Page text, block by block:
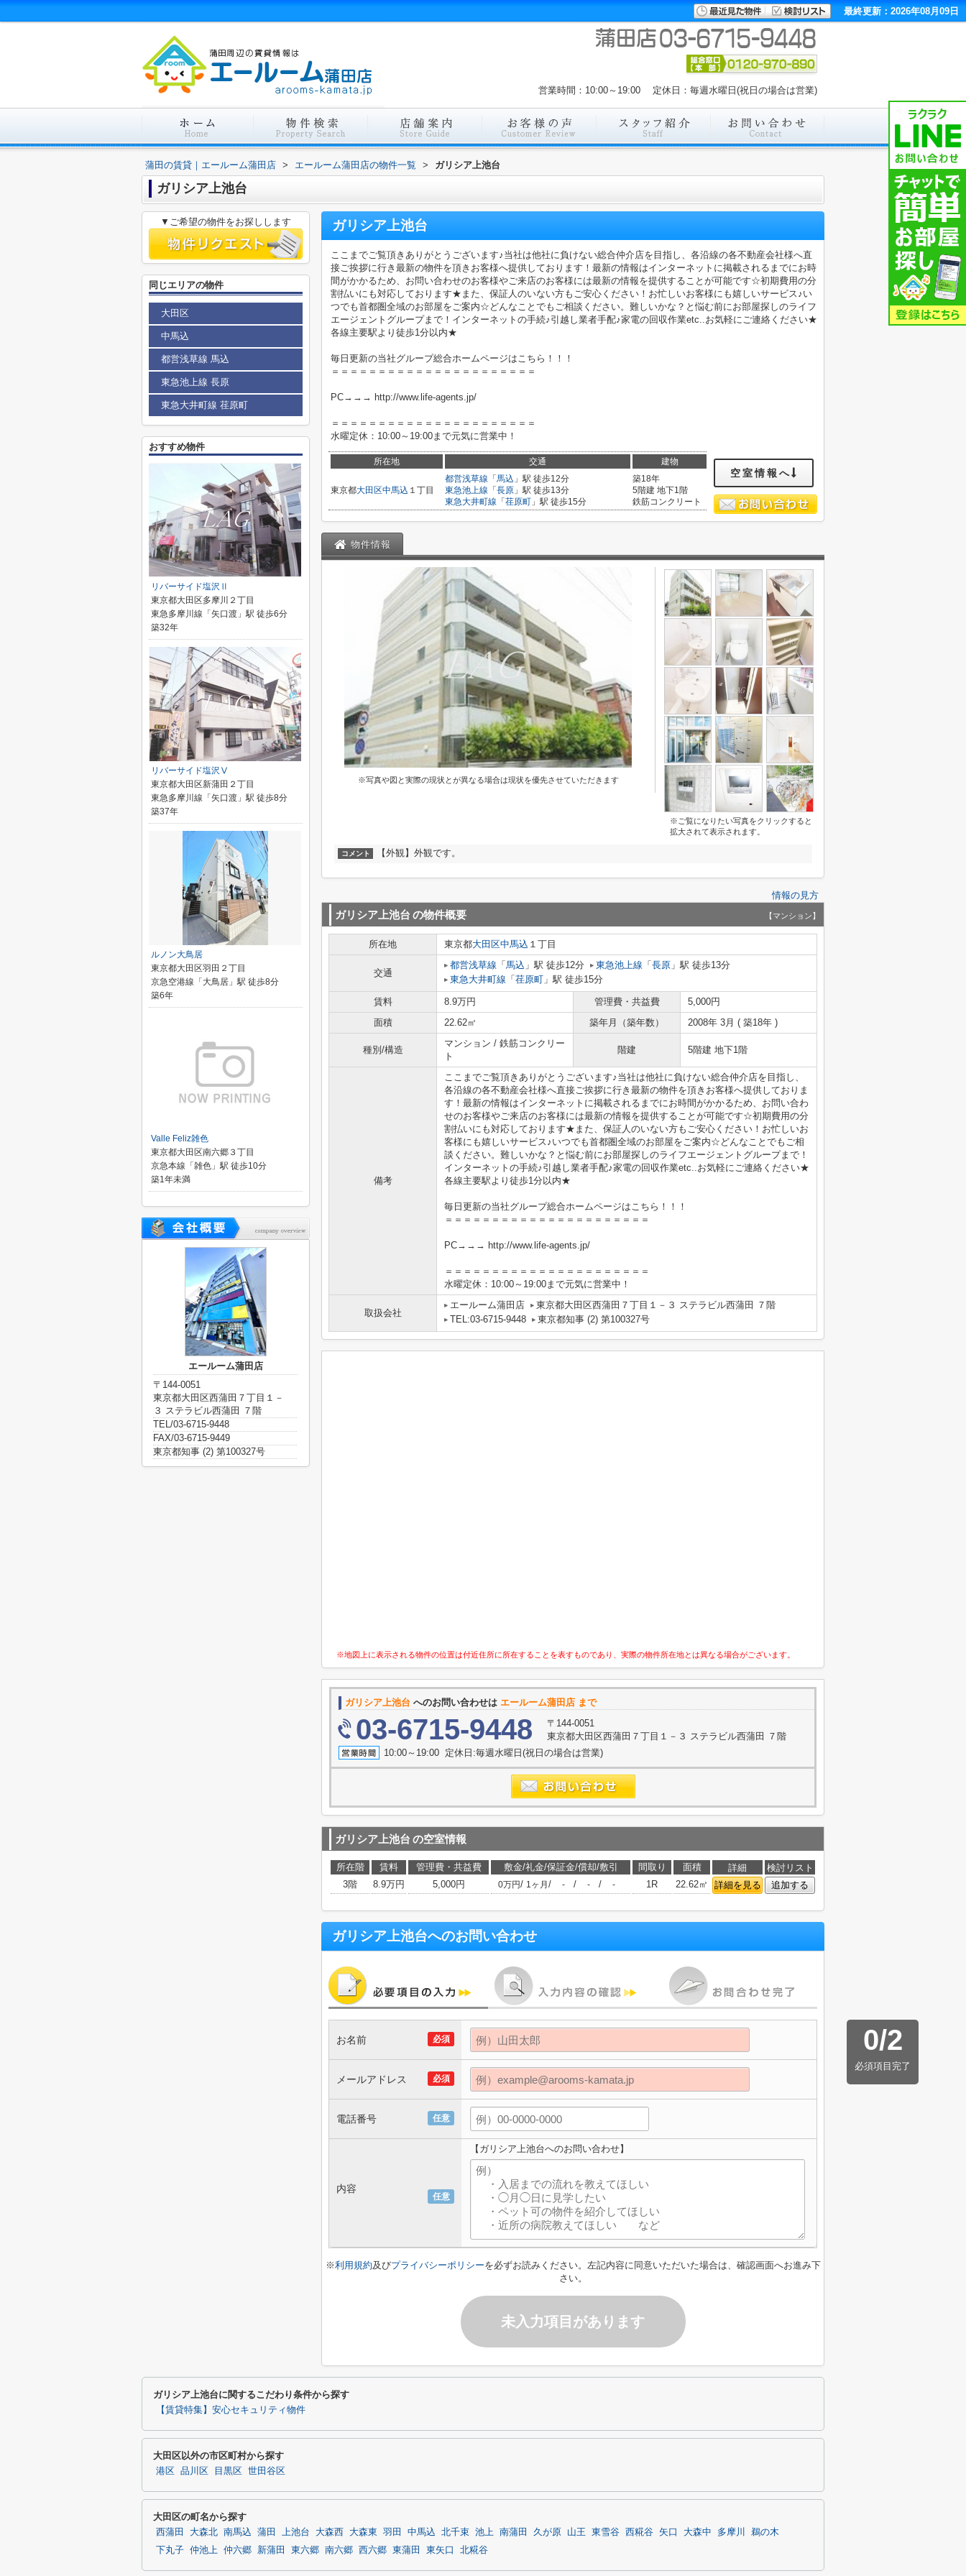
最終更新：2026年08月09日
営業時間：10:00～19:00 定休日：毎週水曜日(祝日の場合は営業)
蒲田の賃貸｜エールーム蒲田店 > エールーム蒲田店の物件一覧 > ガリシア上池台
ガリシア上池台
ガリシア上池台
ここまでご覧頂きありがとうございます♪当社は他社に負けない総合仲介店を目指し、各沿線の各不動産会社様へ直
接ご挨拶に行き最新の物件を頂きお客様へ提供しております！最新の情報はインターネットに掲載されるまでにお時
間がかかるため、お問い合わせのお客様やご来店のお客様には最新の情報を提供することが可能です☆初期費用の分
割払いにも対応しております★また、保証人のいない方もご安心ください！お忙しいお客様にも嬉しいサービス♪い
つでも首都圏全域のお部屋をご案内☆どんなことでもご相談ください。難しいかな？と悩む前にお部屋探しのライフ
エージェントグループまで！インターネットの手続♪引越し業者手配♪家電の回収作業etc..お気軽にご連絡ください★
各線主要駅より徒歩1分以内★
毎日更新の当社グループ総合ホームページはこちら！！！
＝＝＝＝＝＝＝＝＝＝＝＝＝＝＝＝＝＝＝＝＝＝
PC→→→ http://www.life-agents.jp/
＝＝＝＝＝＝＝＝＝＝＝＝＝＝＝＝＝＝＝＝＝＝
水曜定休：10:00～19:00まで元気に営業中！
所在地 交通 建物
東京都大田区中馬込 １丁目
都営浅草線 「 馬込 」駅 徒歩12分
東急池上線 「 長原 」駅 徒歩13分
東急大井町線 「 荏原町 」駅 徒歩15分
築18年
5階建 地下1階
鉄筋コンクリート
空室情報へ
物件情報
※写真や図と実際の現状とが異なる場合は現状を優先させていただきます
※ご覧になりたい写真をクリックすると
拡大されて表示されます。
コメント 【外観】外観です。
情報の見方
ガリシア上池台 の物件概要 【マンション】
所在地 東京都大田区中馬込 １丁目
交通
都営浅草線 「 馬込 」駅 徒歩12分 東急池上線 「 長原 」駅 徒歩13分
東急大井町線 「 荏原町 」駅 徒歩15分
賃料 8.9万円 管理費・共益費
5,000円
面積
22.62㎡ 築年月（築年数） 2008年 3月 ( 築18年 )
種別/構造
マンション / 鉄筋コンクリー
ト
階建 5階建 地下1階
備考
ここまでご覧頂きありがとうございます♪当社は他社に負けない総合仲介店を目指し、
各沿線の各不動産会社様へ直接ご挨拶に行き最新の物件を頂きお客様へ提供しておりま
す！最新の情報はインターネットに掲載されるまでにお時間がかかるため、お問い合わ
せのお客様やご来店のお客様には最新の情報を提供することが可能です☆初期費用の分
割払いにも対応しております★また、保証人のいない方もご安心ください！お忙しいお
客様にも嬉しいサービス♪いつでも首都圏全域のお部屋をご案内☆どんなことでもご相
談ください。難しいかな？と悩む前にお部屋探しのライフエージェントグループまで！
インターネットの手続♪引越し業者手配♪家電の回収作業etc..お気軽にご連絡ください★
各線主要駅より徒歩1分以内★
毎日更新の当社グループ総合ホームページはこちら！！！
＝＝＝＝＝＝＝＝＝＝＝＝＝＝＝＝＝＝＝＝＝＝
PC→→→ http://www.life-agents.jp/
＝＝＝＝＝＝＝＝＝＝＝＝＝＝＝＝＝＝＝＝＝＝
水曜定休：10:00～19:00まで元気に営業中！
取扱会社
エールーム蒲田店
東京都大田区西蒲田７丁目１－３ ステラビル西蒲田 ７階
TEL:03-6715-9448
東京都知事 (2) 第100327号
※地図上に表示される物件の位置は付近住所に所在することを表すものであり、実際の物件所在地とは異なる場合がございます。
ガリシア上池台 へのお問い合わせは エールーム蒲田店 まで
03-6715-9448
〒144-0051
東京都大田区西蒲田７丁目１－３ ステラビル西蒲田 ７階
10:00～19:00 定休日:毎週水曜日(祝日の場合は営業)
ガリシア上池台 の空室情報
所在階 賃料 管理費・共益費 敷金/礼金/保証金/償却/敷引 間取り 面積 詳細
検討リスト
3階
8.9万円 5,000円 0万円/ 1ヶ月 / - / - / - 1R 22.62㎡ 詳細を見る 追加する
ガリシア上池台へのお問い合わせ
0/2
必須項目完了
必須
お名前
必須
メールアドレス
任意
電話番号
任意
内容
【ガリシア上池台へのお問い合わせ】
※利用規約及びプライバシーポリシーを必ずお読みください。左記内容に同意いただいた場合は、確認画面へお進み下
さい。
未入力項目があります
▼ご希望の物件をお探しします
同じエリアの物件
大田区
中馬込
都営浅草線 馬込
東急池上線 長原
東急大井町線 荏原町
おすすめ物件
リバーサイド塩沢Ⅱ
東京都大田区多摩川２丁目
東急多摩川線「矢口渡」駅 徒歩6分
築32年
リバーサイド塩沢Ⅴ
東京都大田区新蒲田２丁目
東急多摩川線「矢口渡」駅 徒歩8分
築37年
ルノン大鳥居
東京都大田区羽田２丁目
京急空港線「大鳥居」駅 徒歩8分
築6年
Valle Feliz雑色
東京都大田区南六郷３丁目
京急本線「雑色」駅 徒歩10分
築1年未満
エールーム蒲田店
〒144-0051
東京都大田区西蒲田７丁目１－
３ ステラビル西蒲田 ７階
TEL/03-6715-9448
FAX/03-6715-9449
東京都知事 (2) 第100327号
ガリシア上池台に関するこだわり条件から探す
【賃貸特集】安心セキュリティ物件
大田区以外の市区町村から探す
港区 品川区 目黒区 世田谷区
大田区の町名から探す
西蒲田 大森北 南馬込 蒲田 上池台 大森西 大森東 羽田 中馬込 北千束 池上 南蒲田 久が原 山王 東雪谷 西糀谷 矢口 大森中 多摩川
鵜の木
下丸子 仲池上 仲六郷 新蒲田 東六郷 南六郷 西六郷 東蒲田 東矢口 北糀谷